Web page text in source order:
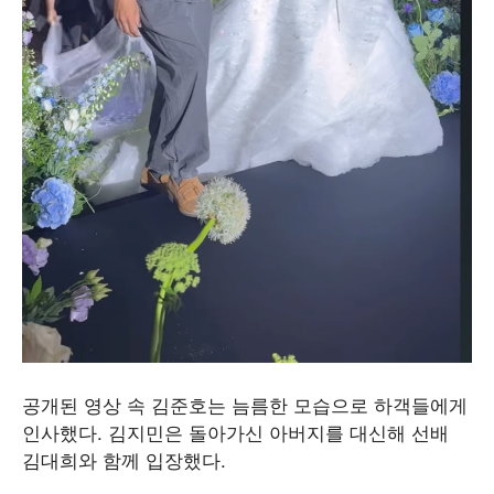
공개된 영상 속 김준호는 늠름한 모습으로 하객들에게
인사했다. 김지민은 돌아가신 아버지를 대신해 선배
김대희와 함께 입장했다.